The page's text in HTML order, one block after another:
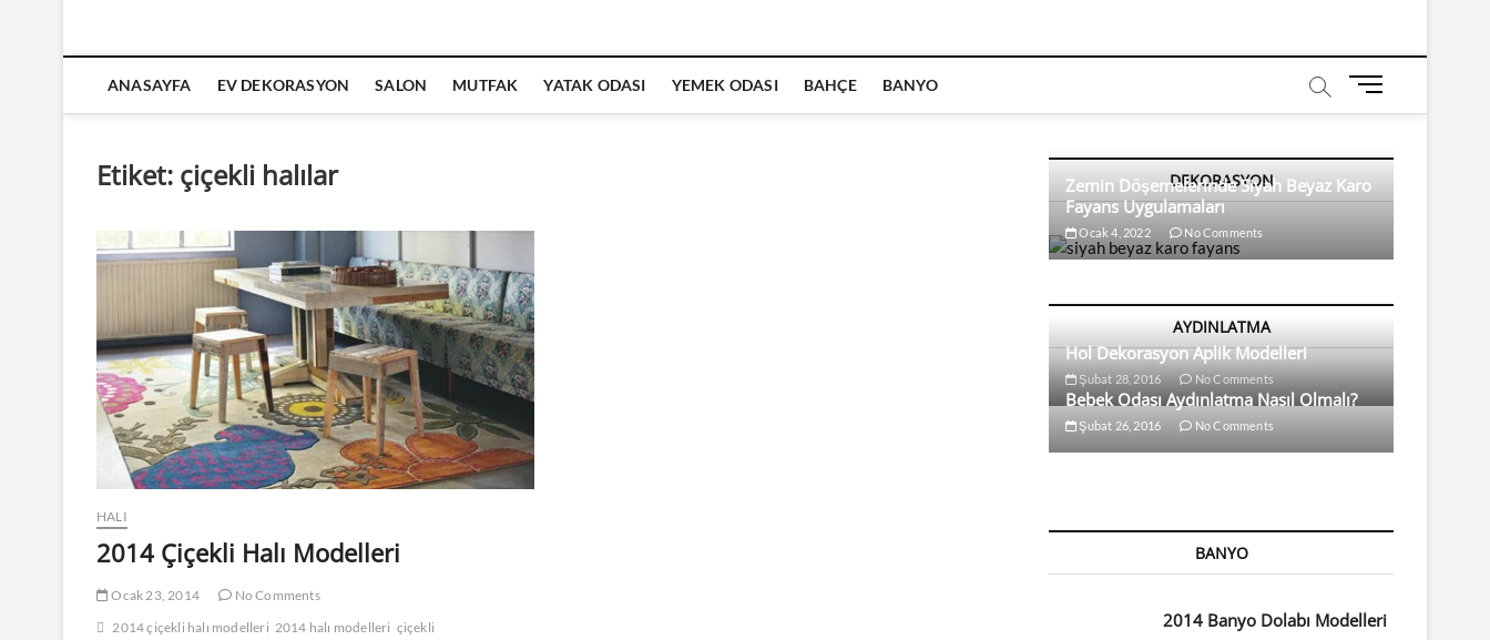
ANASAYFA EV DEKORASYON SALON MUTFAK YATAK ODASI YEMEK ODASI BAHÇE BANYO
M
u
B
u
n
Etiket: çiçekli halılar
HALI
2014 Çiçekli Halı Modelleri
Ocak 23, 2014
No Comments
2014 çiçekli halı modelleri 2014 halı modelleri çiçekli
DEKORASYON
Zemin Döşemelerinde Siyah Beyaz Karo
Fayans Uygulamaları
Ocak 4, 2022 No Comments
AYDINLATMA
Hol Dekorasyon Aplik Modelleri
Şubat 28, 2016 No Comments
Bebek Odası Aydınlatma Nasıl Olmalı?
Şubat 26, 2016 No Comments
BANYO
2014 Banyo Dolabı Modelleri